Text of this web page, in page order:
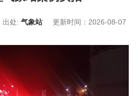
出处: 气象站 更新时间：2026-08-07